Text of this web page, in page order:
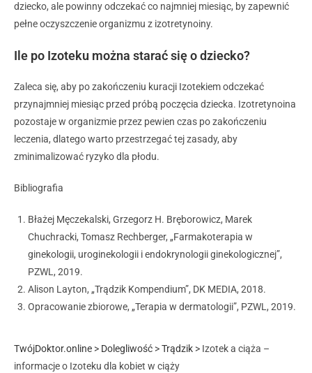
dziecko, ale powinny odczekać co najmniej miesiąc, by zapewnić
pełne oczyszczenie organizmu z izotretynoiny.
Ile po Izoteku można starać się o dziecko?
Zaleca się, aby po zakończeniu kuracji Izotekiem odczekać
przynajmniej miesiąc przed próbą poczęcia dziecka. Izotretynoina
pozostaje w organizmie przez pewien czas po zakończeniu
leczenia, dlatego warto przestrzegać tej zasady, aby
zminimalizować ryzyko dla płodu.
Bibliografia
Błażej Męczekalski, Grzegorz H. Bręborowicz, Marek
Chuchracki, Tomasz Rechberger, „Farmakoterapia w
ginekologii, uroginekologii i endokrynologii ginekologicznej”,
PZWL, 2019.
Alison Layton, „Trądzik Kompendium”, DK MEDIA, 2018.
Opracowanie zbiorowe, „Terapia w dermatologii”, PZWL, 2019.
TwójDoktor.online > Dolegliwość >Trądzik > Izotek a ciąża –
informacje o Izoteku dla kobiet w ciąży